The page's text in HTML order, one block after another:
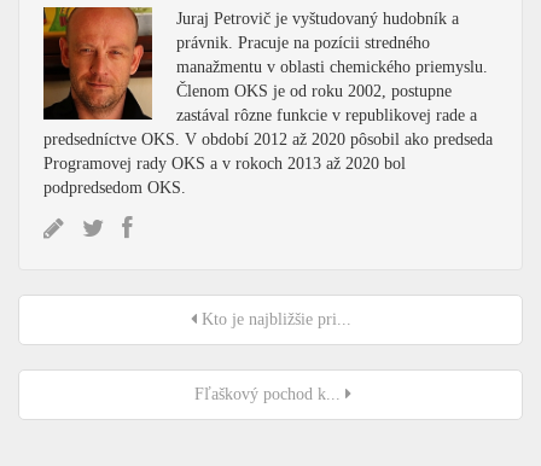
Juraj Petrovič je vyštudovaný hudobník a
právnik. Pracuje na pozícii stredného
manažmentu v oblasti chemického priemyslu.
Členom OKS je od roku 2002, postupne
zastával rôzne funkcie v republikovej rade a
predsedníctve OKS. V období 2012 až 2020 pôsobil ako predseda
Programovej rady OKS a v rokoch 2013 až 2020 bol
podpredsedom OKS.
Kto je najbližšie pri...
Fľaškový pochod k...